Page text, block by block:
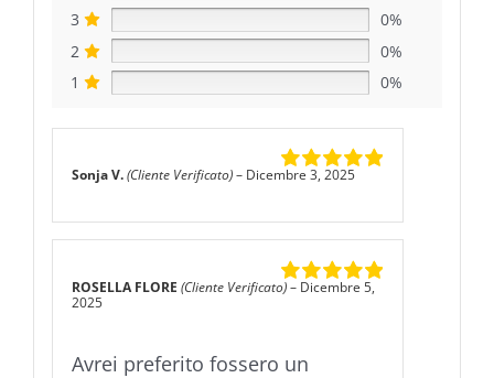
3
0%
2
0%
1
0%
Valutato
Sonja V.(Cliente Verificato)– Dicembre 3, 2025
Valutato
su
ROSELLA FLORE(Cliente Verificato)– Dicembre 5,
2025
Avrei preferito fossero un